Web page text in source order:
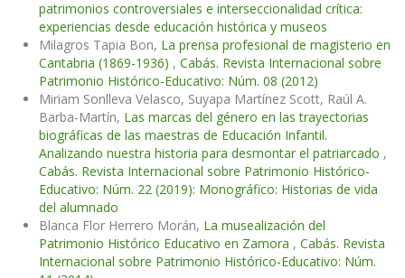
patrimonios controversiales e interseccionalidad crítica:
experiencias desde educación histórica y museos
Milagros Tapia Bon, La prensa profesional de magisterio en
Cantabria (1869-1936) , Cabás. Revista Internacional sobre
Patrimonio Histórico-Educativo: Núm. 08 (2012)
Miriam Sonlleva Velasco, Suyapa Martínez Scott, Raúl A.
Barba-Martín, Las marcas del género en las trayectorias
biográficas de las maestras de Educación Infantil.
Analizando nuestra historia para desmontar el patriarcado ,
Cabás. Revista Internacional sobre Patrimonio Histórico-
Educativo: Núm. 22 (2019): Monográfico: Historias de vida
del alumnado
Blanca Flor Herrero Morán, La musealización del
Patrimonio Histórico Educativo en Zamora , Cabás. Revista
Internacional sobre Patrimonio Histórico-Educativo: Núm.